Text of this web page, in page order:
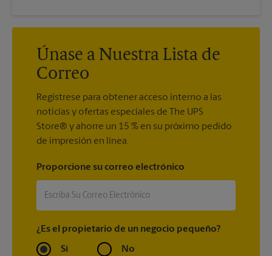
Únase a Nuestra Lista de
Correo
Regístrese para obtener acceso interno a las
noticias y ofertas especiales de The UPS
Store® y ahorre un 15 % en su próximo pedido
de impresión en línea.
Proporcione su correo electrónico
¿Es el propietario de un negocio pequeño?
Sí No